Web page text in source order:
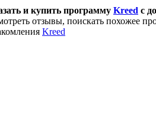
и купить программу Kreed с
отзывы, поискать похожее
Kreed